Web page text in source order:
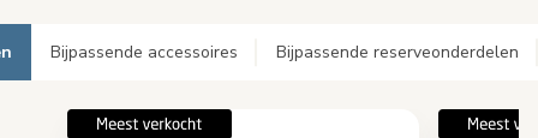
Bijpassende accessoires Bijpassende reserveonderdelen